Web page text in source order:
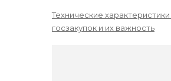
Технические
госзакупок и их важность